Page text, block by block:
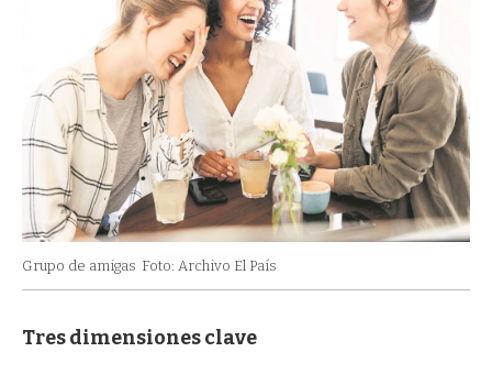
Grupo de amigas Foto: Archivo El País
Tres dimensiones clave